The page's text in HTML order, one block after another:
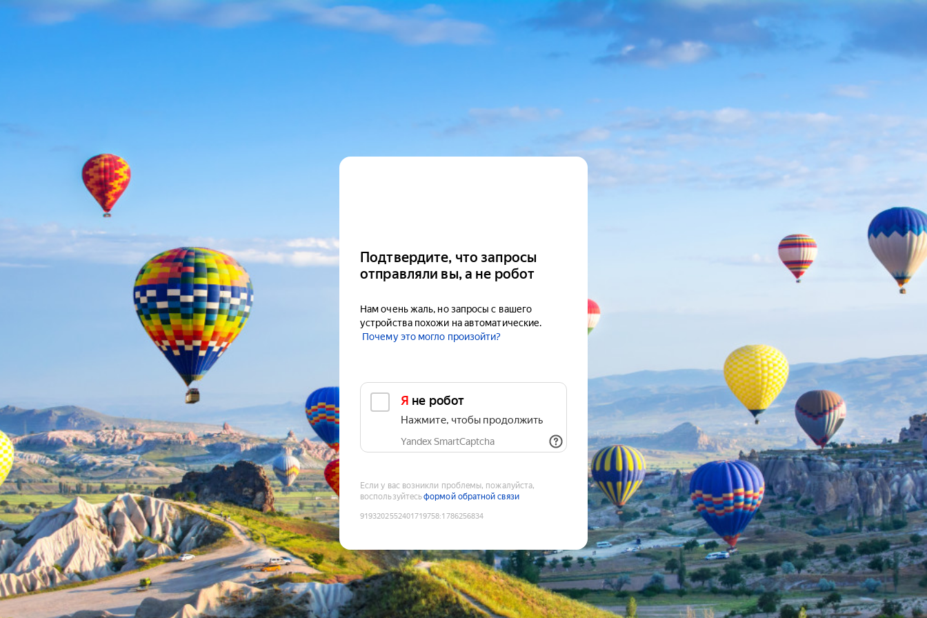
Подтвердите, что запросы
отправляли вы, а не робот
Нам очень жаль, но запросы с вашего
устройства похожи на автоматические.
Почему это могло произойти?
Я не робот
Нажмите, чтобы продолжить
Yandex SmartCaptcha
Если у вас возникли проблемы, пожалуйста,
воспользуйтесьформой обратной связи
9193202552401719758:1786256834